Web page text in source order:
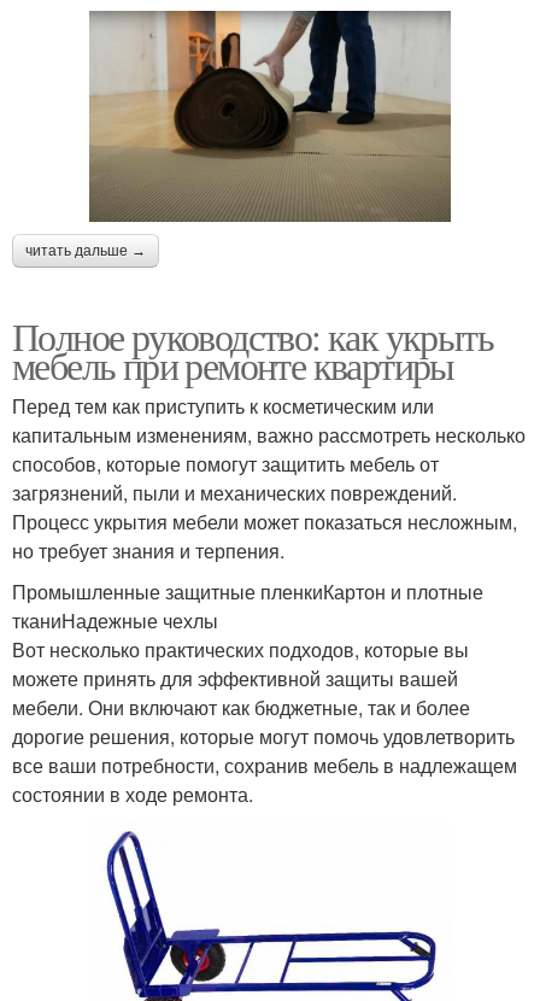
читать дальше →
Полное руководство: как укрыть
мебель при ремонте квартиры
Перед тем как приступить к косметическим или
капитальным изменениям, важно рассмотреть несколько
способов, которые помогут защитить мебель от
загрязнений, пыли и механических повреждений.
Процесс укрытия мебели может показаться несложным,
но требует знания и терпения.
Промышленные защитные пленкиКартон и плотные
тканиНадежные чехлы
Вот несколько практических подходов, которые вы
можете принять для эффективной защиты вашей
мебели. Они включают как бюджетные, так и более
дорогие решения, которые могут помочь удовлетворить
все ваши потребности, сохранив мебель в надлежащем
состоянии в ходе ремонта.